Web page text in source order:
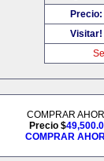
Precio:
Visitar!
COMPRAR
Precio $
COMPRAR